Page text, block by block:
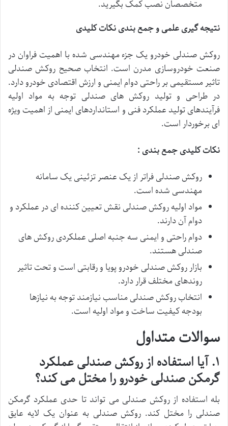
متخصصان نصب کمک بگیرید.
نتیجه گیری علمی و جمع بندی نکات کلیدی
روکش صندلی خودرو یک جزء مهندسی شده با اهمیت فراوان در
صنعت خودروسازی مدرن است. انتخاب صحیح روکش صندلی
تاثیر مستقیمی بر راحتی دوام ایمنی و ارزش اقتصادی خودرو دارد.
در طراحی و تولید روکش های صندلی توجه به مواد اولیه
فرآیندهای تولید عملکرد فنی و استانداردهای ایمنی از اهمیت ویژه
ای برخوردار است.
نکات کلیدی جمع بندی :
روکش صندلی فراتر از یک عنصر تزئینی یک سامانه
مهندسی شده است.
مواد اولیه روکش صندلی نقش تعیین کننده ای در عملکرد و
دوام آن دارند.
دوام راحتی و ایمنی سه جنبه اصلی عملکردی روکش های
صندلی هستند.
بازار روکش صندلی خودرو پویا و رقابتی است و تحت تاثیر
روندهای مختلف قرار دارد.
انتخاب روکش صندلی مناسب نیازمند توجه به نیازها
بودجه کیفیت ساخت و مواد اولیه است.
سوالات متداول
۱.آیا استفاده از روکش صندلی عملکرد
گرمکن صندلی خودرو را مختل می کند؟
بله استفاده از روکش صندلی می تواند تا حدی عملکرد گرمکن
صندلی را مختل کند. روکش صندلی به عنوان یک لایه عایق